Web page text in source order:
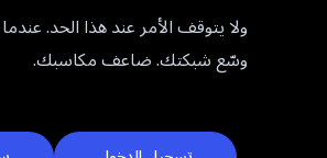
سياسة
ولا يتوقف الأمر عند هذا الحد.
وسّع شبكتك. ضاعف مكاسبك.